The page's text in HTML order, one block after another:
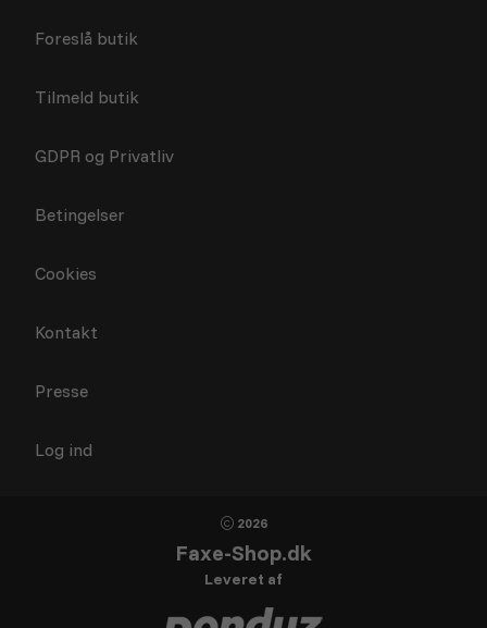
Foreslå butik
Tilmeld butik
GDPR og Privatliv
Betingelser
Cookies
Kontakt
Presse
Log ind
2026
Faxe-Shop.dk
Leveret af